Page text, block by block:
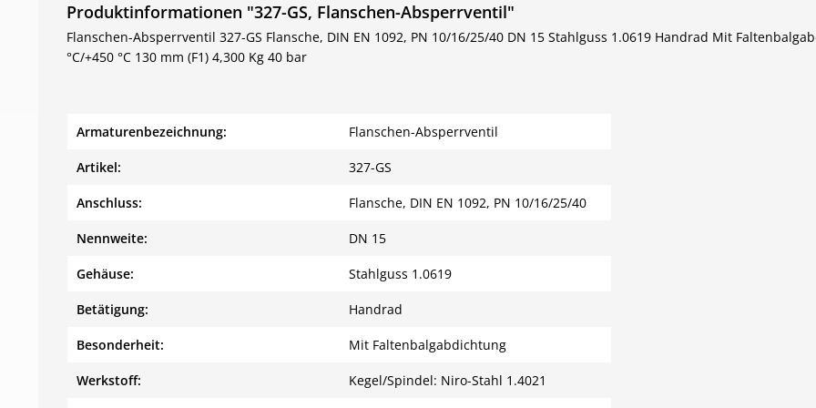
Produktinformationen "327-GS, Flanschen-Absperrventil"
Flanschen-Absperrventil 327-GS Flansche, DIN EN 1092, PN 10/16/25/40 DN 15 Stahlguss 1.0619 Handrad Mit
°C/+450 °C 130 mm (F1) 4,300 Kg 40 bar
Armaturenbezeichnung: Flanschen-Absperrventil
Artikel: 327-GS
Anschluss: Flansche, DIN EN 1092, PN 10/16/25/40
Nennweite: DN 15
Gehäuse: Stahlguss 1.0619
Betätigung: Handrad
Besonderheit: Mit Faltenbalgabdichtung
Werkstoff: Kegel/Spindel: Niro-Stahl 1.4021